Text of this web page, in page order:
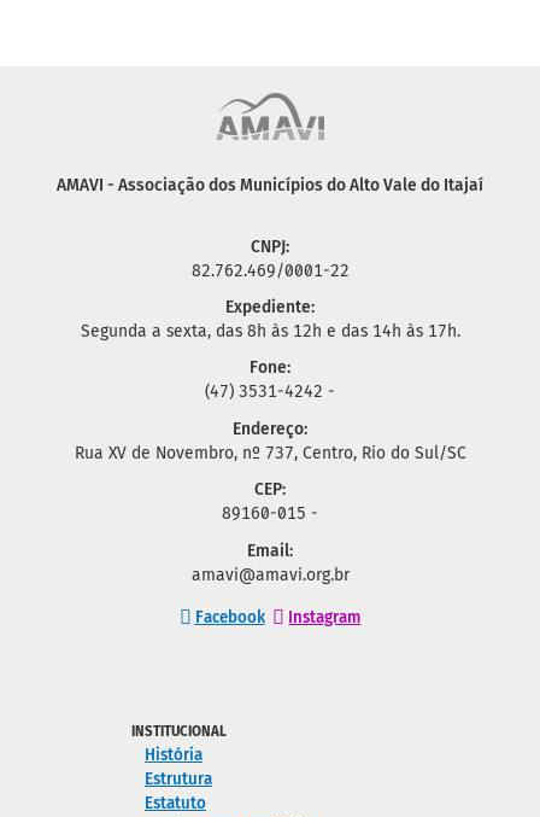
AMAVI - Associação dos Municípios do Alto Vale do Itajaí
CNPJ:
82.762.469/0001-22
Expediente:
Segunda a sexta, das 8h às 12h e das 14h às 17h.
Fone:
(47) 3531-4242 -
Endereço:
Rua XV de Novembro, nº 737, Centro, Rio do Sul/SC
CEP:
89160-015 -
Email:
amavi@amavi.org.br
Facebook Instagram
INSTITUCIONAL
História
Estrutura
Estatuto